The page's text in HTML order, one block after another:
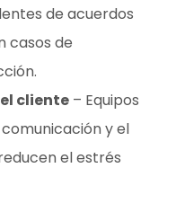
de acuerdos
casos de
cliente – Equipos
y el
el estrés